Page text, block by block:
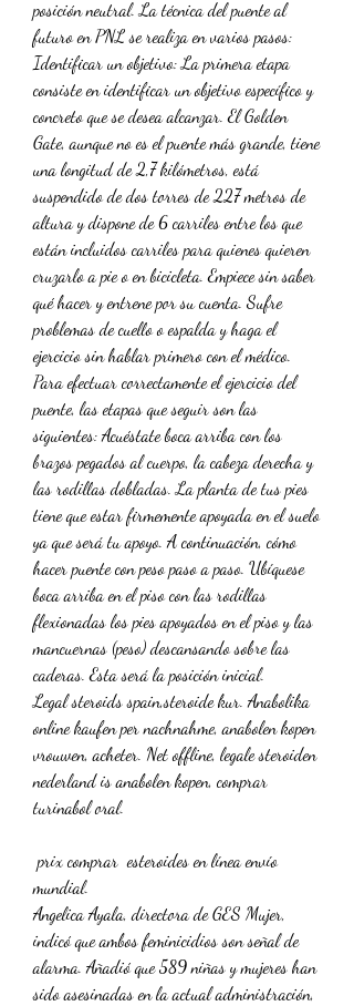
posición neutral. La técnica del puente al
futuro en PNL se realiza en varios pasos:
Identificar un objetivo: La primera etapa
consiste en identificar un objetivo específico y
concreto que se desea alcanzar. El Golden
Gate, aunque no es el puente más grande, tiene
una longitud de 2,7 kilómetros, está
suspendido de dos torres de 227 metros de
altura y dispone de 6 carriles entre los que
están incluidos carriles para quienes quieren
cruzarlo a pie o en bicicleta. Empiece sin saber
qué hacer y entrene por su cuenta. Sufre
problemas de cuello o espalda y haga el
ejercicio sin hablar primero con el médico.
Para efectuar correctamente el ejercicio del
puente, las etapas que seguir son las
siguientes: Acuéstate boca arriba con los
brazos pegados al cuerpo, la cabeza derecha y
las rodillas dobladas. La planta de tus pies
tiene que estar firmemente apoyada en el suelo
ya que será tu apoyo. A continuación, cómo
hacer puente con peso paso a paso. Ubíquese
boca arriba en el piso con las rodillas
flexionadas los pies apoyados en el piso y las
mancuernas (peso) descansando sobre las
caderas. Esta será la posición inicial.
Legal steroids spain,steroide kur. Anabolika
online kaufen per nachnahme, anabolen kopen
vrouwen, acheter. Net offline, legale steroiden
nederland is anabolen kopen, comprar
turinabol oral.
prix comprar  esteroides en línea envío
mundial.
Angelica Ayala, directora de GES Mujer,
indicó que ambos feminicidios son señal de
alarma. Añadió que 589 niñas y mujeres han
sido asesinadas en la actual administración,